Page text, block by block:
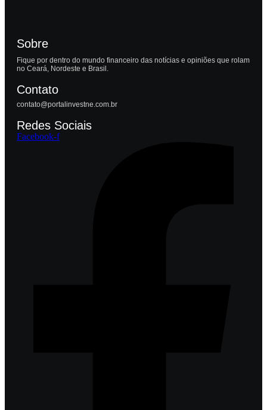
Sobre
Fique por dentro do mundo financeiro das notícias e opiniões que rolam
no Ceará, Nordeste e Brasil.
Contato
contato@portalinvestne.com.br
Redes Sociais
Facebook-f